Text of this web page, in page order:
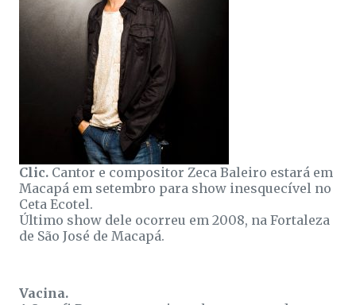
Clic. Cantor e compositor Zeca Baleiro estará em
Macapá em setembro para show inesquecível no
Ceta Ecotel.
Último show dele ocorreu em 2008, na Fortaleza
de São José de Macapá.
Vacina.